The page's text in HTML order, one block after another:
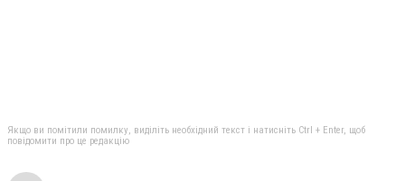
Якщо ви помітили помилку, виділіть необхідний текст і натисніть Ctrl + Enter, щоб
повідомити про це редакцію